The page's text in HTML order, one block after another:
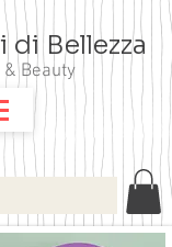
Bellezza
& Beauty